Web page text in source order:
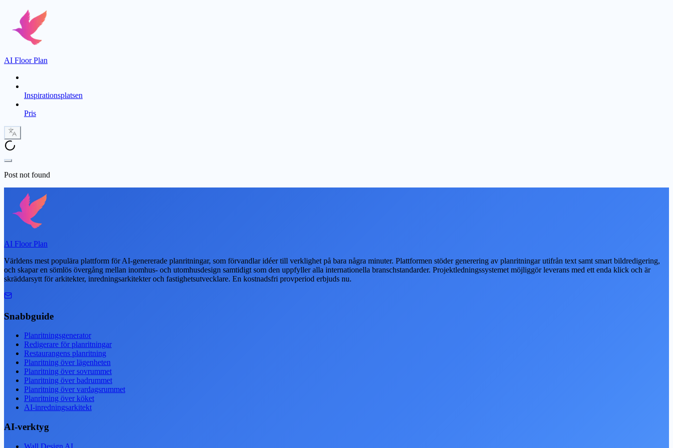
AI Floor Plan
Inspirationsplatsen
Pris
Post not found
AI Floor Plan
Världens mest populära plattform för AI-genererade planritningar, som förvandlar idéer till verklighet på bara några minuter. Plattformen stöder generering av planritningar utifrån text samt smart bildredigering,
och skapar en sömlös övergång mellan inomhus- och utomhusdesign samtidigt som den uppfyller alla internationella branschstandarder. Projektledningssystemet möjliggör leverans med ett enda klick och är
skräddarsytt för arkitekter, inredningsarkitekter och fastighetsutvecklare. En kostnadsfri provperiod erbjuds nu.
Snabbguide
Planritningsgenerator
Redigerare för planritningar
Restaurangens planritning
Planritning över lägenheten
Planritning över sovrummet
Planritning över badrummet
Planritning över vardagsrummet
Planritning över köket
AI-inredningsarkitekt
AI-verktyg
Wall Design AI